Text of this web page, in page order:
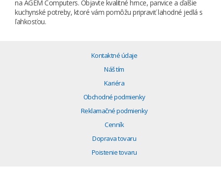
na AGEM Computers. Objavte kvalitné hrnce, panvice a ďalšie
kuchynské potreby, ktoré vám pomôžu pripraviť lahodné jedlá s
ľahkosťou.
Kontaktné údaje
Náš tím
Kariéra
Obchodné podmienky
Reklamačné podmienky
Cenník
Doprava tovaru
Poistenie tovaru